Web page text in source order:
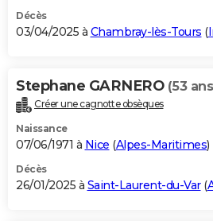
Décès
03/04/2025 à Chambray-lès-Tours (
Stephane GARNERO (53
Créer une cagnotte obsèques
Naissance
07/06/1971 à Nice (Alpes-Maritimes)
Décès
26/01/2025 à Saint-Laurent-du-Var(